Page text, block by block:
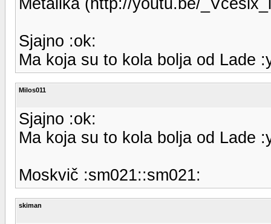
Sjajno :ok:
Ma koja su to kola bolja od Lade
Milos011
Sjajno :ok:
Ma koja su to kola bolja od Lade
Moskvič :sm021::sm021:
skiman